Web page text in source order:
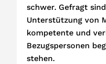
schwer. Gefragt
Unterstützung von
kompetente und
Bezugspersonen
stehen.